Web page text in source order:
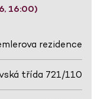
16:00)
rezidence
třída 721/110